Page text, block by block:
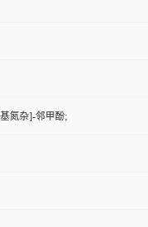
氮杂]-邻甲酚;